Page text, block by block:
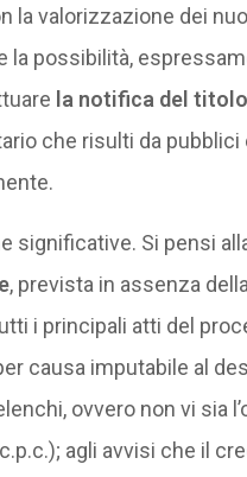
la valorizzazione dei
la possibilità,
la notifica del
che risulti da
significative. Si pensi
, prevista in assenza
i principali atti del
causa imputabile al
ovvero non vi sia
agli avvisi che il